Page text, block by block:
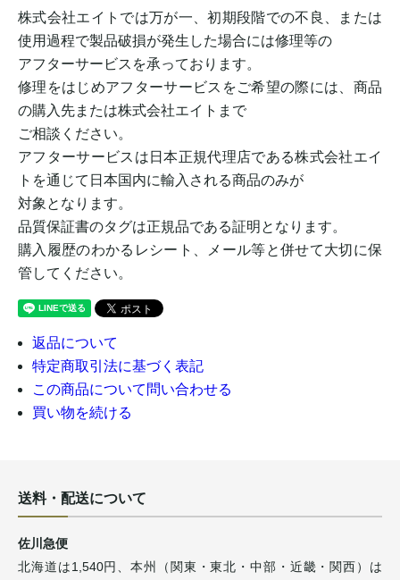
株式会社エイトでは万が一、初期段階での不良、または
使用過程で製品破損が発生した場合には修理等の
アフターサービスを承っております。
修理をはじめアフターサービスをご希望の際には、商品
の購入先または株式会社エイトまで
ご相談ください。
アフターサービスは日本正規代理店である株式会社エイ
トを通じて日本国内に輸入される商品のみが
対象となります。
品質保証書のタグは正規品である証明となります。
購入履歴のわかるレシート、メール等と併せて大切に保
管してください。
返品について
特定商取引法に基づく表記
この商品について問い合わせる
買い物を続ける
送料・配送について
佐川急便
北海道は1,540円、本州（関東・東北・中部・近畿・関西）は